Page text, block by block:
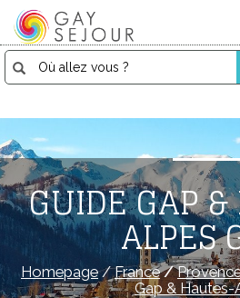
GUIDE GAP
ALPES
Homepage/France/
Gap & Hautes-